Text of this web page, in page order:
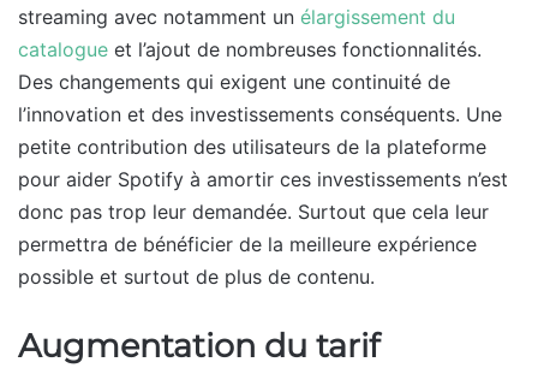
streaming avec notamment un élargissement du
catalogue et l’ajout de nombreuses fonctionnalités.
Des changements qui exigent une continuité de
l’innovation et des investissements conséquents. Une
petite contribution des utilisateurs de la plateforme
pour aider Spotify à amortir ces investissements n’est
donc pas trop leur demandée. Surtout que cela leur
permettra de bénéficier de la meilleure expérience
possible et surtout de plus de contenu.
Augmentation du tarif